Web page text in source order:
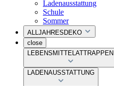
Ladenausstattung
Schule
Sommer
ALLJAHRESDEKO
close
LEBENSMITTELATTRAPPEN
LADENAUSSTATTUNG